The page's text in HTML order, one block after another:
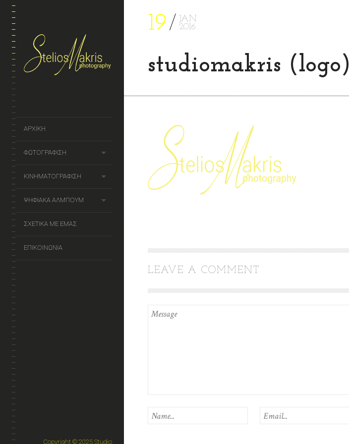
ΑΡΧΙΚΗ
ΦΩΤΟΓΡΑΦΙΣΗ
ΚΙΝΗΜΑΤΟΓΡΑΦΙΣΗ
ΨΗΦΙΑΚΑ ΑΛΜΠΟΥΜ
ΣΧΕΤΙΚΑ ΜΕ ΕΜΑΣ
ΕΠΙΚΟΙΝΩΝΙΑ
Copyright © 2025 Studio
19
JAN
2016
studiomakris (logo)
LEAVE A COMMENT